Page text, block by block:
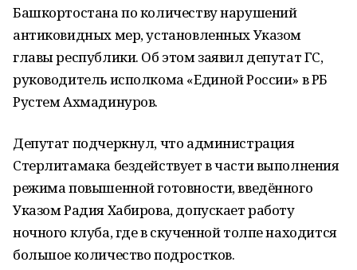
Башкортостана по количеству нарушений
антиковидных мер, установленных Указом
главы республики. Об этом заявил депутат ГС,
руководитель исполкома «Единой России» в РБ
Рустем Ахмадинуров.
Депутат подчеркнул, что администрация
Стерлитамака бездействует в части выполнения
режима повышенной готовности, введённого
Указом Радия Хабирова, допускает работу
ночного клуба, где в скученной толпе находится
большое количество подростков.